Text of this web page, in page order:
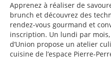
Apprenez à réaliser de
brunch et découvrez des
rendez-vous gourmand et
inscription. Un lundi par
d’Union propose un atelier
cuisine de l’espace Pierre-